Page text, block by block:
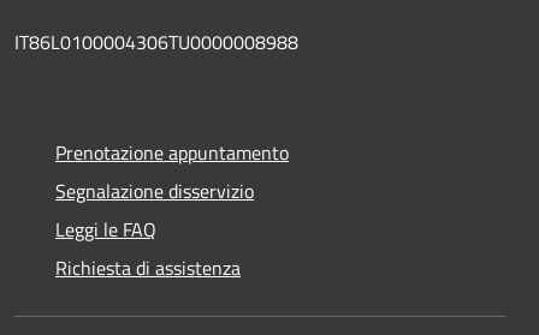
IT86L0100004306TU0000008988
Prenotazione appuntamento
Segnalazione disservizio
Leggi le FAQ
Richiesta di assistenza